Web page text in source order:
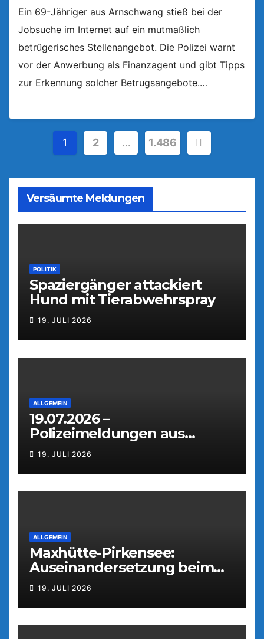
Ein 69-Jähriger aus Arnschwang stieß bei der
Jobsuche im Internet auf ein mutmaßlich
betrügerisches Stellenangebot. Die Polizei warnt
vor der Anwerbung als Finanzagent und gibt Tipps
zur Erkennung solcher Betrugsangebote.…
Seitennummerierung
Beiträge
1 2 … 1.486
Versäumte Meldungen
POLITIK
Spaziergänger attackiert
Hund mit Tierabwehrspray
19. JULI 2026
ALLGEMEIN
19.07.2026 –
Polizeimeldungen aus
Weiden
19. JULI 2026
ALLGEMEIN
Maxhütte-Pirkensee:
Auseinandersetzung beim
Parkfest
19. JULI 2026